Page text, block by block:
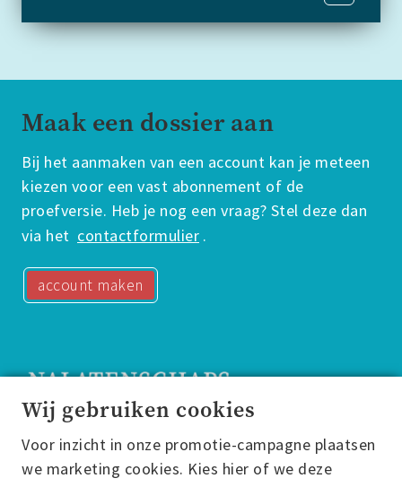
Maak een dossier aan
Bij het aanmaken van een account kan je meteen
kiezen voor een vast abonnement of de
proefversie. Heb je nog een vraag? Stel deze dan
via het contactformulier .
account maken
Nalatenschapsdossier
Casparushof 1
Wij gebruiken cookies
Voor inzicht in onze promotie-campagne plaatsen
we marketing cookies. Kies hier of we deze